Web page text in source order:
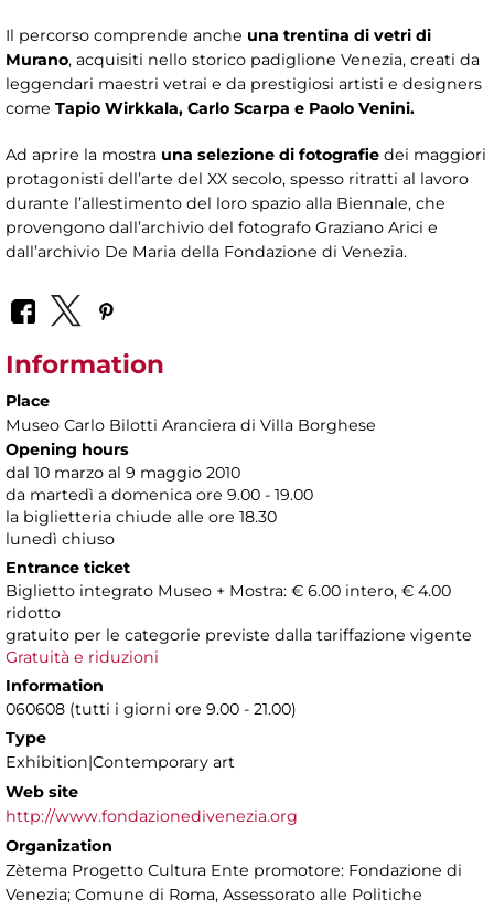
Il percorso comprende anche una trentina di vetri di
Murano, acquisiti nello storico padiglione Venezia, creati da
leggendari maestri vetrai e da prestigiosi artisti e designers
come Tapio Wirkkala, Carlo Scarpa e Paolo Venini.
Ad aprire la mostra una selezione di fotografie dei maggiori
protagonisti dell’arte del XX secolo, spesso ritratti al lavoro
durante l’allestimento del loro spazio alla Biennale, che
provengono dall’archivio del fotografo Graziano Arici e
dall’archivio De Maria della Fondazione di Venezia.
Information
Place
Museo Carlo Bilotti Aranciera di Villa Borghese
Opening hours
dal 10 marzo al 9 maggio 2010
da martedì a domenica ore 9.00 - 19.00
la biglietteria chiude alle ore 18.30
lunedì chiuso
Entrance ticket
Biglietto integrato Museo + Mostra: € 6.00 intero, € 4.00
ridotto
gratuito per le categorie previste dalla tariffazione vigente
Gratuità e riduzioni
Information
060608 (tutti i giorni ore 9.00 - 21.00)
Type
Exhibition|Contemporary art
Web site
http://www.fondazionedivenezia.org
Organization
Zètema Progetto Cultura Ente promotore: Fondazione di
Venezia; Comune di Roma, Assessorato alle Politiche